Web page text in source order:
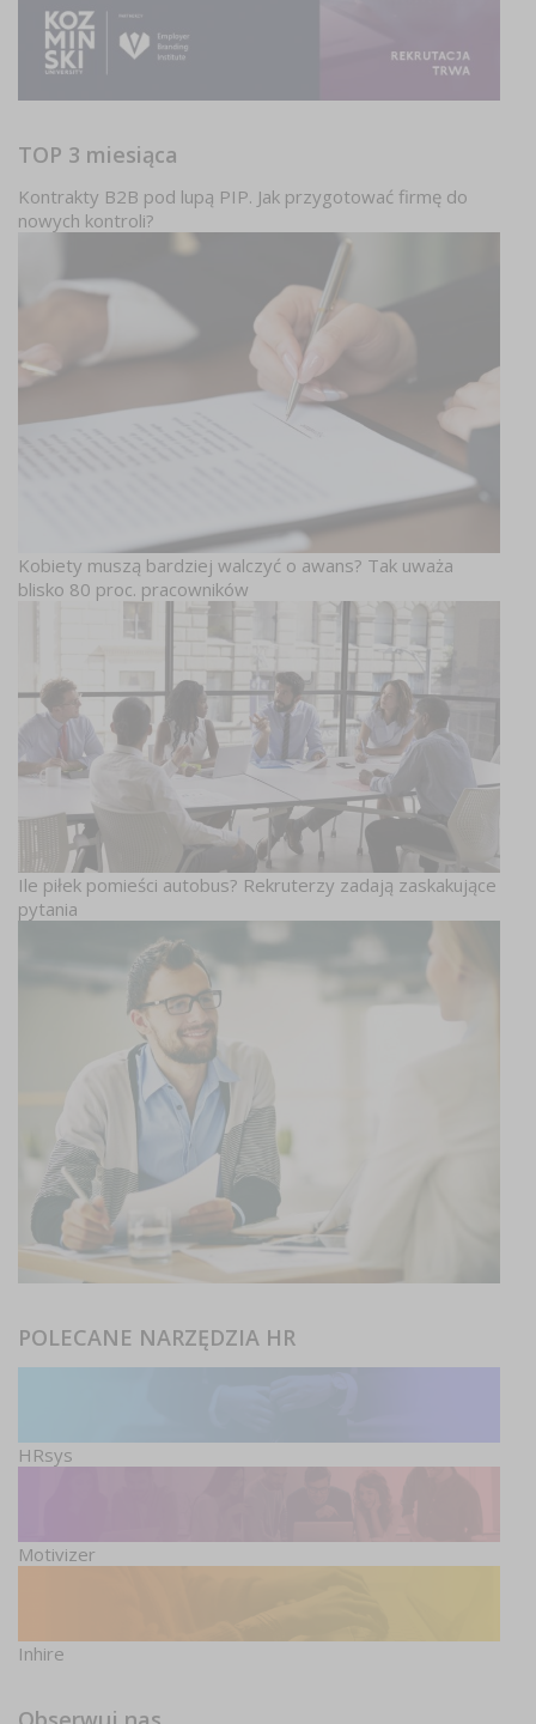
TOP 3 miesiąca
Kontrakty B2B pod lupą PIP. Jak przygotować firmę do
nowych kontroli?
Kobiety muszą bardziej walczyć o awans? Tak uważa
blisko 80 proc. pracowników
Ile piłek pomieści autobus? Rekruterzy zadają zaskakujące
pytania
POLECANE NARZĘDZIA HR
HRsys
Motivizer
Inhire